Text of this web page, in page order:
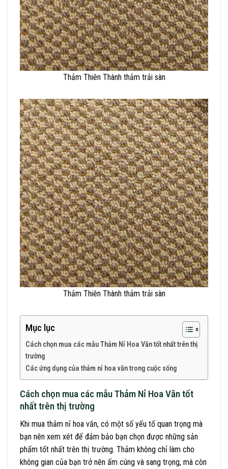
Thảm Thiên Thành thảm trải sàn
Thảm Thiên Thành thảm trải sàn
Mục lục
Cách chọn mua các mẫu Thảm Nỉ Hoa Văn tốt nhất trên thị
trường
Các ứng dụng của thảm nỉ hoa văn trong cuộc sống
Cách chọn mua các mẫu Thảm Nỉ Hoa Văn tốt
nhất trên thị trường
Khi mua thảm nỉ hoa văn, có một số yếu tố quan trọng mà
bạn nên xem xét để đảm bảo bạn chọn được những sản
phẩm tốt nhất trên thị trường. Thảm không chỉ làm cho
không gian của bạn trở nên ấm cúng và sang trọng, mà còn